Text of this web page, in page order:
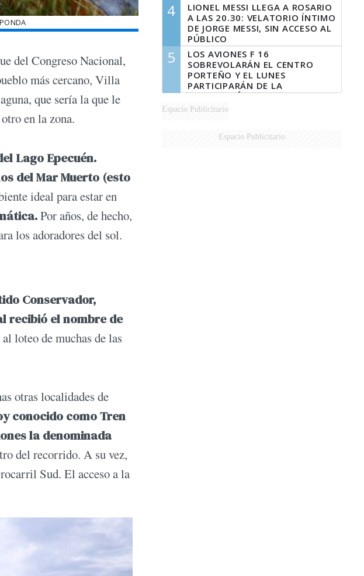
del Congreso Nacional,
más cercano, Villa
que sería la que le
en la zona.
Lago Epecuén.
del Mar Muerto (esto
ideal para estar en
Por años, de hecho,
los adoradores del sol.
Conservador,
recibió el nombre de
loteo de muchas de las
otras localidades de
conocido como Tren
la denominada
del recorrido. A su vez,
Sud. El acceso a la
4
LIONEL MESSI LLEGA A ROSARIO
A LAS 20.30: VELATORIO ÍNTIMO
DE JORGE MESSI, SIN ACCESO AL
PÚBLICO
5
LOS AVIONES F 16
SOBREVOLARÁN EL CENTRO
PORTEÑO Y EL LUNES
PARTICIPARÁN DE LA
CELEBRACIÓN DE LA FUERZA
AÉREA
Espacio Publicitario
Espacio Publicitario